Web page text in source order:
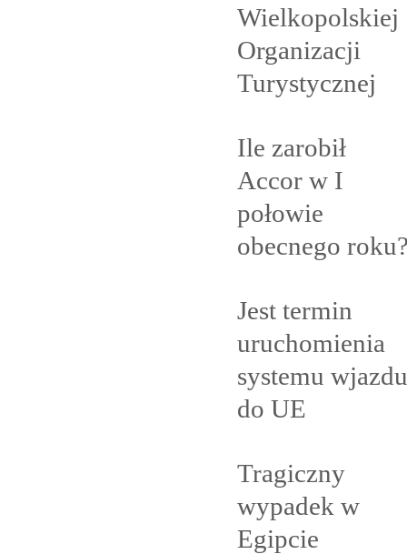
Wielkopolskiej
Organizacji
Turystycznej
Ile zarobił
Accor w I
połowie
obecnego
Jest termin
uruchomienia
systemu wjazdu
do UE
Tragiczny
wypadek w
Egipcie